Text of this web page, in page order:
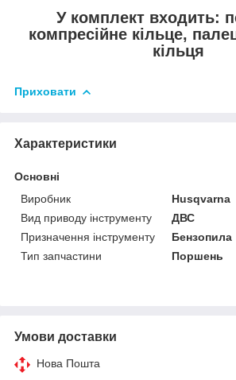
У комплект входить:
компресійне кільце,
кільця
Приховати
Характеристики
Основні
Виробник
Husqvarna
Вид приводу інструменту
ДВС
Призначення інструменту
Бензопила
Тип запчастини
Поршень
Умови доставки
Нова Пошта